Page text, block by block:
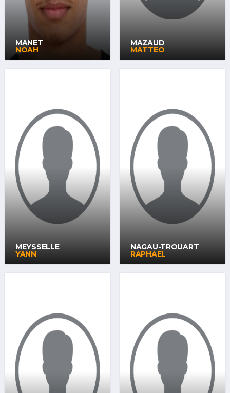
MANET
NOAH
MAZAUD
MATTEO
MEYSSELLE
YANN
NAGAU-TROUART
RAPHAEL